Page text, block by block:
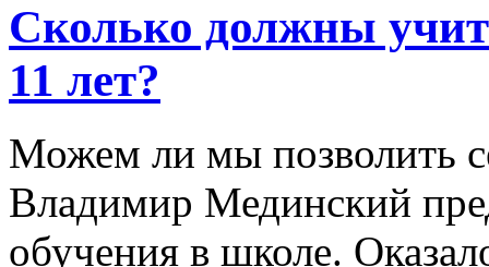
Сколько должны
11 лет?
Можем ли мы позволить
Владимир Мединский
обучения в школе.